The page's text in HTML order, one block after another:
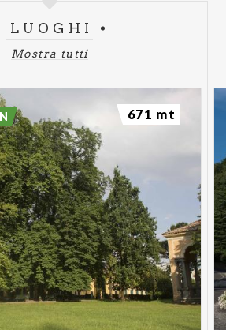
LUOGHI
Mostra tutti
671 mt